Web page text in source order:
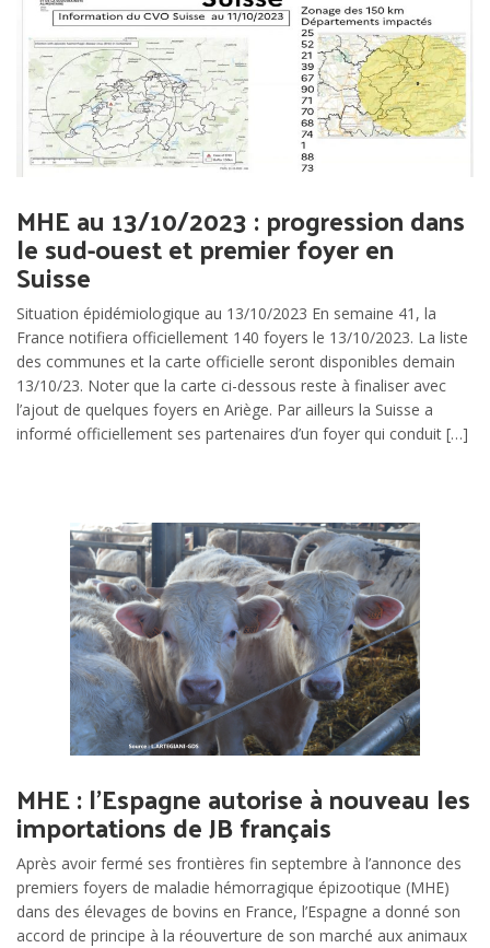
MHE au 13/10/2023 : progression dans
le sud-ouest et premier foyer en
Suisse
Situation épidémiologique au 13/10/2023 En semaine 41, la
France notifiera officiellement 140 foyers le 13/10/2023. La liste
des communes et la carte officielle seront disponibles demain
13/10/23. Noter que la carte ci-dessous reste à finaliser avec
l’ajout de quelques foyers en Ariège. Par ailleurs la Suisse a
informé officiellement ses partenaires d’un foyer qui conduit […]
MHE : l’Espagne autorise à nouveau les
importations de JB français
Après avoir fermé ses frontières fin septembre à l’annonce des
premiers foyers de maladie hémorragique épizootique (MHE)
dans des élevages de bovins en France, l’Espagne a donné son
accord de principe à la réouverture de son marché aux animaux